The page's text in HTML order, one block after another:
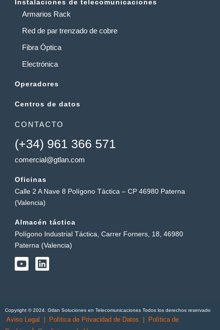
Instalaciones de telecomunicaciones
Armarios Rack
Red de par trenzado de cobre
Fibra Óptica
Electrónica
Operadores
Centros de datos
CONTACTO
(+34) 961 366 571
comercial@gtlan.com
Oficinas
Calle 2 A Nave 8 Polígono Táctica – CP 46980 Paterna
(Valencia)
Almacén táctica
Polígono Industrial Táctica, Carrer Forners, 18, 46980
Paterna (Valencia)
Y
o
e
L
i
i
n
Copyright © 2024. Gtlan Soluciones en Telecomunicaciones Todos los derechos reservado
Aviso Legal | Política de Privacidad de Datos | Política de